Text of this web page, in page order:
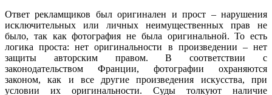
Ответ рекламщиков был оригинален и прост – нарушения
исключительных или личных неимущественных прав не
было, так как фотография не была оригинальной. То есть
логика проста: нет оригинальности в произведении – нет
защиты авторским правом. В соответствии с
законодательством Франции, фотографии охраняются
законом, как и все другие произведения искусства, при
условии их оригинальности. Суды толкуют наличие